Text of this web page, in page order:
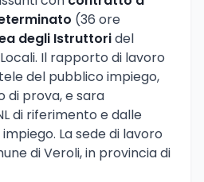
(36 ore
degli Istruttoridel
Il rapporto di lavoro
del pubblico impiego,
di prova, e sara
di riferimento e dalle
La sede di lavoro
di Veroli, in provincia di